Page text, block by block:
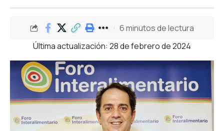
Última actualización: 28 de febrero de 2024
6 minutos de lectura